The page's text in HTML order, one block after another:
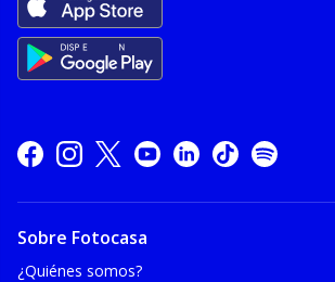
Sobre Fotocasa
¿Quiénes somos?